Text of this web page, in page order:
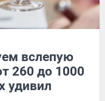
вслепую
260 до 1000
удивил